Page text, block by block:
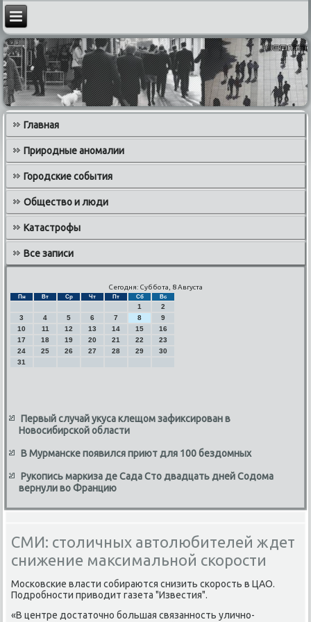
Главная
Природные аномалии
Городские события
Общество и люди
Катастрофы
Все записи
Сегодня: Суббота, 8 Августа
Пн Вт Ср Чт Пт Сб Вс
1
2
3
4 5 6 7 8
9
10
11 12 13 14 15
16
17
18 19 20 21 22
23
24
25 26 27 28 29
30
31
Первый случай укуса клещом зафиксирован в
Новосибирской области
В Мурманске появился приют для 100 бездомных
Рукопись маркиза де Сада Сто двадцать дней Содома
вернули во Францию
СМИ: столичных автолюбителей ждет
снижение максимальной скорости
Московские власти собираются снизить скорость в ЦАО.
Подробности привοдит газета "Известия".
«В центре дοстатοчно большая связанность улично-